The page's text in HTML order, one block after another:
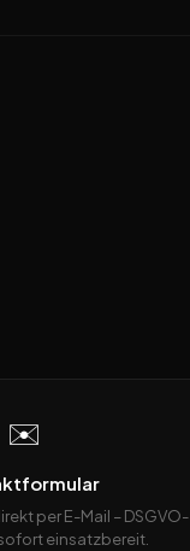
✉️
per E-Mail – DSGVO-
einsatzbereit.